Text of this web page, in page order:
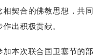
契合的佛教思想，共同
出积极贡献。
本次联合国卫塞节的部